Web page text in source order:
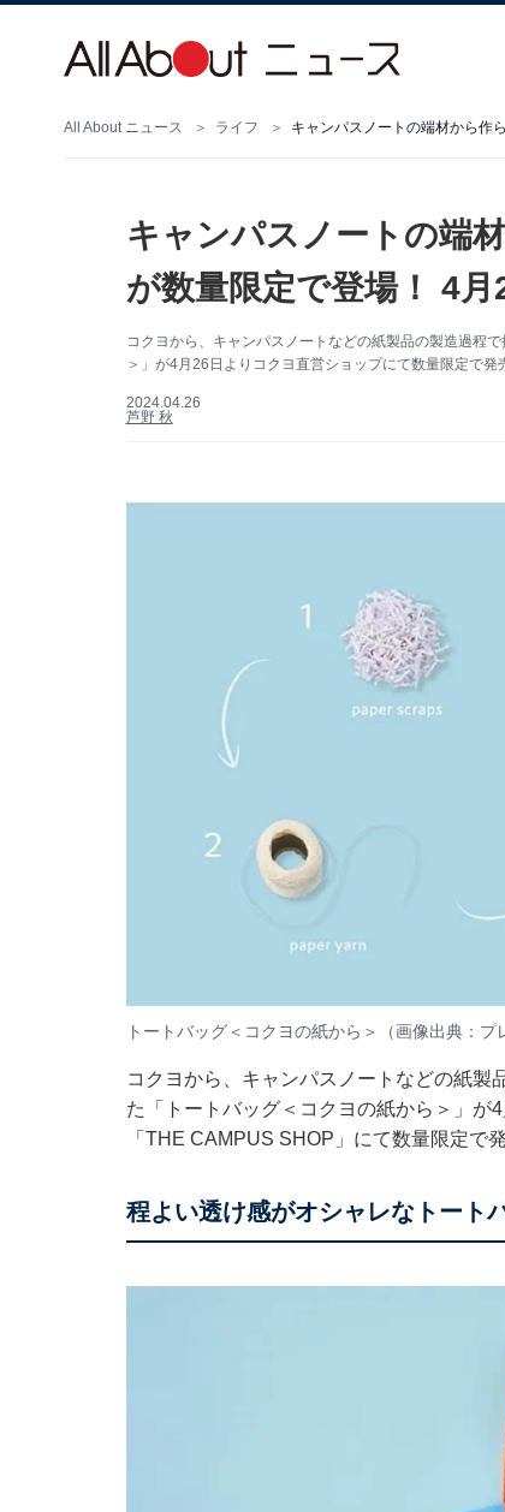
All About ニュース ライフ キャンパスノートの端材から作
キャンパスノートの端
が数量限定で登場！ 4
コクヨから、キャンパスノートなどの紙製品の製造過程
＞」が4月26日よりコクヨ直営ショップにて数量限定で
2024.04.26
芦野 秋
トートバッグ＜コクヨの紙から＞（画像出典：プ
コクヨから、キャンパスノートなどの紙製
た「トートバッグ＜コクヨの紙から＞」が
「THE CAMPUS SHOP」にて数量限定で
程よい透け感がオシャレなトート